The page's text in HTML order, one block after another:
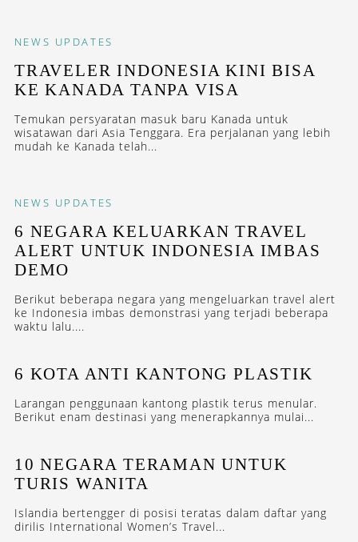
NEWS UPDATES
TRAVELER INDONESIA KINI BISA
KE KANADA TANPA VISA
Temukan persyaratan masuk baru Kanada untuk
wisatawan dari Asia Tenggara. Era perjalanan yang lebih
mudah ke Kanada telah...
NEWS UPDATES
6 NEGARA KELUARKAN TRAVEL
ALERT UNTUK INDONESIA IMBAS
DEMO
Berikut beberapa negara yang mengeluarkan travel alert
ke Indonesia imbas demonstrasi yang terjadi beberapa
waktu lalu....
6 KOTA ANTI KANTONG PLASTIK
Larangan penggunaan kantong plastik terus menular.
Berikut enam destinasi yang menerapkannya mulai...
10 NEGARA TERAMAN UNTUK
TURIS WANITA
Islandia bertengger di posisi teratas dalam daftar yang
dirilis International Women’s Travel...